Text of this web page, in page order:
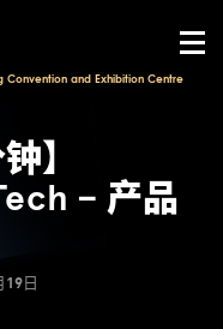
Convention and Exhibition Centre
】
– 产品
19日